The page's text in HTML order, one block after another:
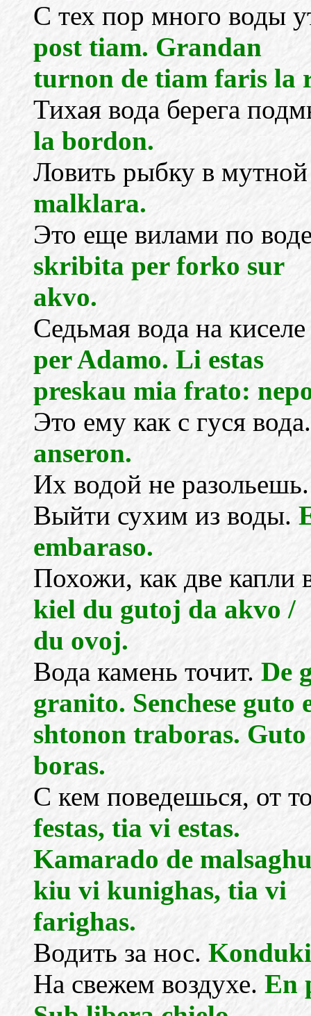
С тех пор много воды
post tiam. Grandan
turnon de tiam faris la
Тихая вода берега
la bordon.
Ловить рыбку в
malklara.
Это еще вилами по
skribita per forko sur
akvo.
Седьмая вода на
per Adamo. Li estas
preskau mia frato:
Это ему как с гуся
anseron.
Их водой не
Выйти сухим из воды.
embaraso.
Похожи, как две капли
kiel du gutoj da akvo /
du ovoj.
Вода камень точит. De
granito. Senchese guto
shtonon traboras.
boras.
С кем поведешься, от
festas, tia vi estas.
Kamarado de
kiu vi kunighas, tia vi
farighas.
Водить за нос.
На свежем воздухе. En